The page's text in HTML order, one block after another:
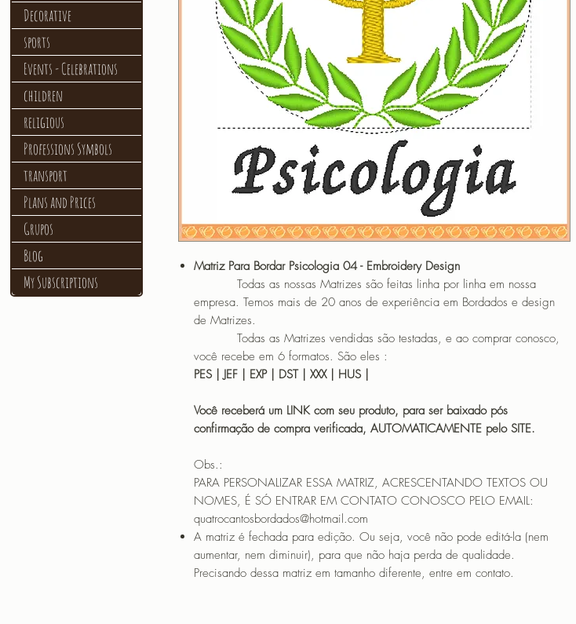
Matriz Para Bordar Psicologia 04 - Embroidery Design
Todas as nossas Matrizes são feitas linha por linha em nossa
empresa. Temos mais de 20 anos de experiência em Bordados e design
de Matrizes.
Todas as Matrizes vendidas são testadas, e ao comprar conosco,
você recebe em 6 formatos. São eles :
PES | JEF | EXP | DST | XXX | HUS |
Você receberá um LINK com seu produto, para ser baixado pós
confirmação de compra verificada, AUTOMATICAMENTE pelo SITE.
Obs.:
PARA PERSONALIZAR ESSA MATRIZ, ACRESCENTANDO TEXTOS OU
NOMES, É SÓ ENTRAR EM CONTATO CONOSCO PELO EMAIL:
quatrocantosbordados@hotmail.com
A matriz é fechada para edição. Ou seja, você não pode editá-la (nem
aumentar, nem diminuir), para que não haja perda de qualidade.
Precisando dessa matriz em tamanho diferente, entre em contato.
Decorative
sports
Events - Celebrations
children
religious
Professions Symbols
transport
Plans and Prices
Grupos
Blog
My Subscriptions